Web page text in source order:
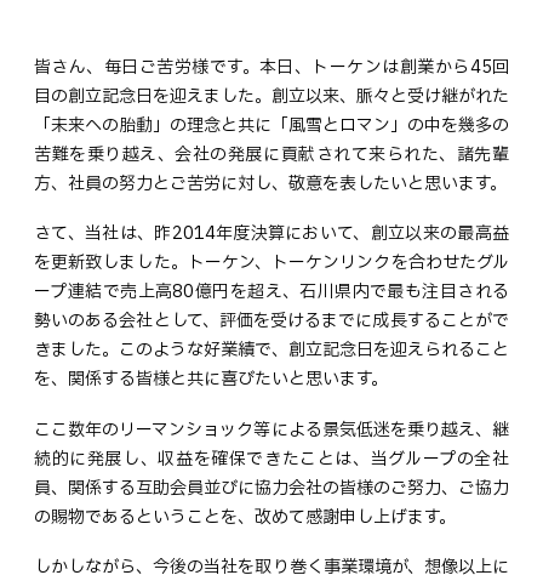
皆さん、毎日ご苦労様です。本日、トーケンは創業から45回
目の創立記念日を迎えました。創立以来、脈々と受け継がれた
「未来への胎動」の理念と共に「風雪とロマン」の中を幾多の
苦難を乗り越え、会社の発展に貢献されて来られた、諸先輩
方、社員の努力とご苦労に対し、敬意を表したいと思います。
さて、当社は、昨2014年度決算において、創立以来の最高益
を更新致しました。トーケン、トーケンリンクを合わせたグル
ープ連結で売上高80億円を超え、石川県内で最も注目される
勢いのある会社として、評価を受けるまでに成長することがで
きました。このような好業績で、創立記念日を迎えられること
を、関係する皆様と共に喜びたいと思います。
ここ数年のリーマンショック等による景気低迷を乗り越え、継
続的に発展し、収益を確保できたことは、当グループの全社
員、関係する互助会員並びに協力会社の皆様のご努力、ご協力
の賜物であるということを、改めて感謝申し上げます。
しかしながら、今後の当社を取り巻く事業環境が、想像以上に